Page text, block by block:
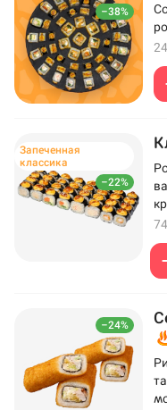
–38%
–22%
Запеченная
классика
–24%